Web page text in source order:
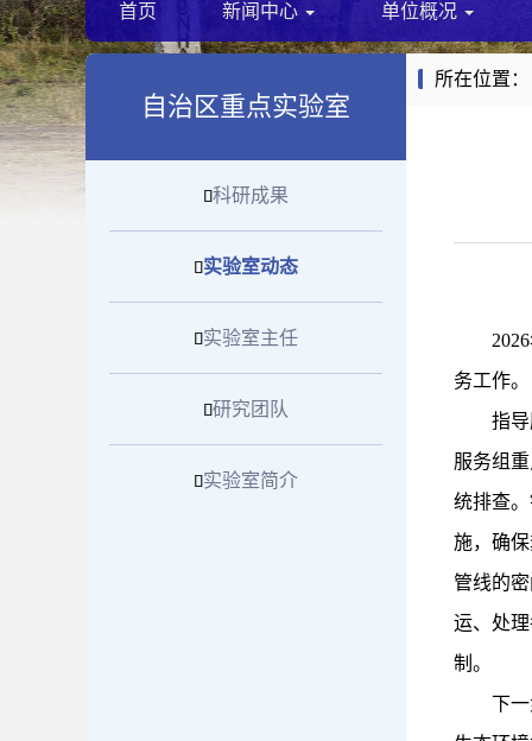
首页 新闻中心 单位概况
自治区重点实验室
科研成果
实验室动态
实验室主任
研究团队
实验室简介
所在位置：
务工作。
指
服务组
统排查
施，确
管线的
运、处
制。
下